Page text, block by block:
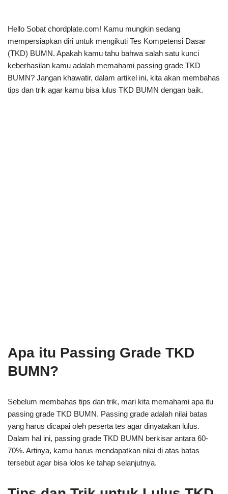
Hello Sobat chordplate.com! Kamu mungkin sedang
mempersiapkan diri untuk mengikuti Tes Kompetensi Dasar
(TKD) BUMN. Apakah kamu tahu bahwa salah satu kunci
keberhasilan kamu adalah memahami passing grade TKD
BUMN? Jangan khawatir, dalam artikel ini, kita akan membahas
tips dan trik agar kamu bisa lulus TKD BUMN dengan baik.
Apa itu Passing Grade TKD
BUMN?
Sebelum membahas tips dan trik, mari kita memahami apa itu
passing grade TKD BUMN. Passing grade adalah nilai batas
yang harus dicapai oleh peserta tes agar dinyatakan lulus.
Dalam hal ini, passing grade TKD BUMN berkisar antara 60-
70%. Artinya, kamu harus mendapatkan nilai di atas batas
tersebut agar bisa lolos ke tahap selanjutnya.